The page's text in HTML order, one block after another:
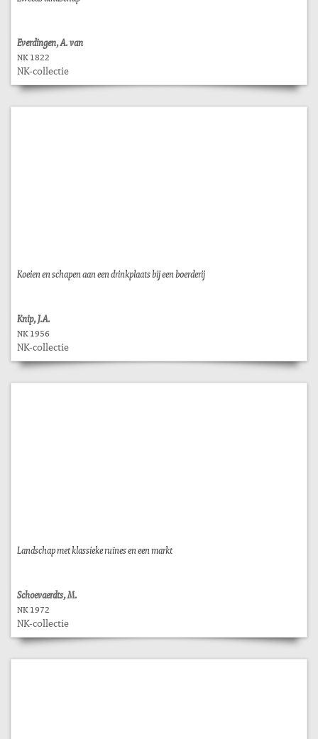
Everdingen, A. van
NK 1822
NK-collectie
Koeien en schapen aan een drinkplaats bij een boerderij
Knip, J.A.
NK 1956
NK-collectie
Landschap met klassieke ruïnes en een markt
Schoevaerdts, M.
NK 1972
NK-collectie